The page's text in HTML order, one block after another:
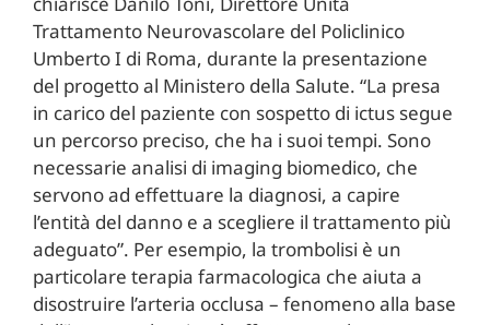
Trattamento Neurovascolare del Policlinico
Umberto I di Roma, durante la presentazione
del progetto al Ministero della Salute. “La presa
in carico del paziente con sospetto di ictus segue
un percorso preciso, che ha i suoi tempi. Sono
necessarie analisi di imaging biomedico, che
servono ad effettuare la diagnosi, a capire
l’entità del danno e a scegliere il trattamento più
adeguato”. Per esempio, la trombolisi è un
particolare terapia farmacologica che aiuta a
disostruire l’arteria occlusa – fenomeno alla base